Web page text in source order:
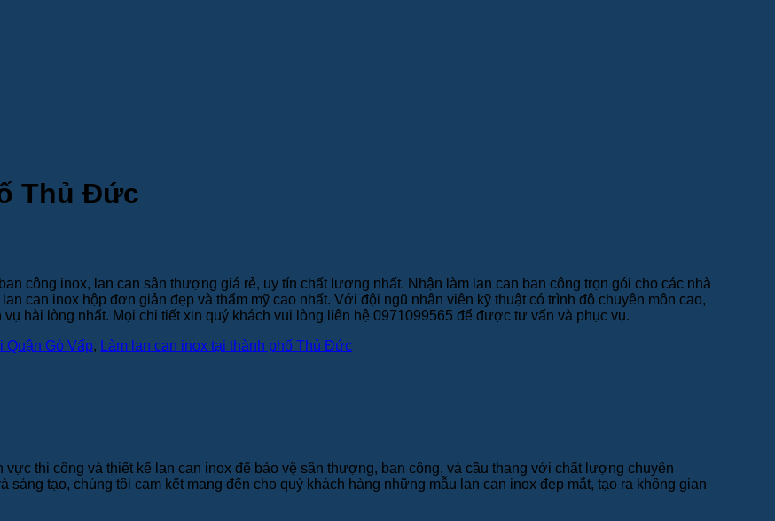
Thủ Đức
công inox, lan can sân thượng giá rẻ, uy tín chất lượng nhất. Nhận làm lan can ban công trọn gói cho các nhà
can inox hộp đơn giản đẹp và thẩm mỹ cao nhất. Với đội ngũ nhân viên kỹ thuật có trình độ chuyên môn cao,
hài lòng nhất. Mọi chi tiết xin quý khách vui lòng liên hệ 0971099565 để được tư vấn và phục vụ.
Quận Gò Vấp, Làm lan can inox tại thành phố Thủ Đức
thi công và thiết kế lan can inox để bảo vệ sân thượng, ban công, và cầu thang với chất lượng chuyên
tạo, chúng tôi cam kết mang đến cho quý khách hàng những mẫu lan can inox đẹp mắt, tạo ra không gian